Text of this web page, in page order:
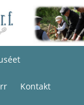
Kontakt